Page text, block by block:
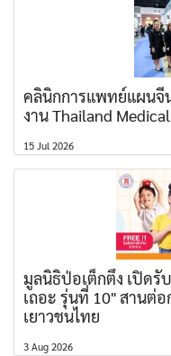
คลินิกการแพทย์แผนจี
งาน Thailand
15 Jul 2026
มูลนิธิป่อเต็กตึ๊ง เปิดรั
เถอะ รุ่นที่ 10" สานต่
เยาวชนไทย
3 Aug 2026